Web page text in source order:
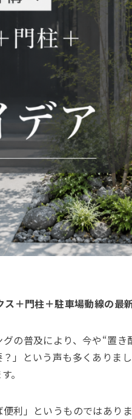
＋門柱＋駐車場動線の最
の普及により、今や“置き
」という声も多くありま
。
利」というものではありま